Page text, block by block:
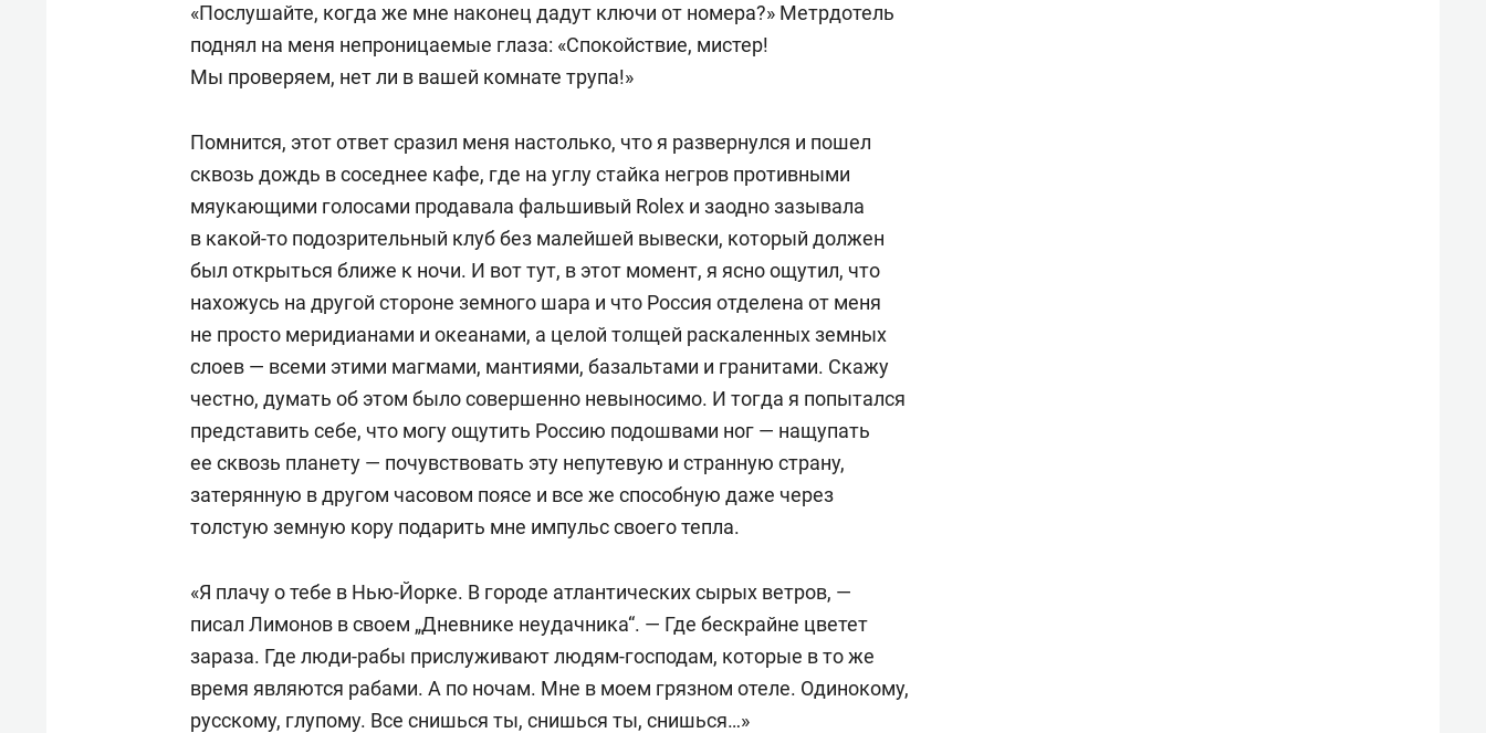
«Послушайте, когда же мне наконец дадут ключи от номера?» Метрдотель
поднял на меня непроницаемые глаза: «Спокойствие, мистер!
Мы проверяем, нет ли в вашей комнате трупа!»
Помнится, этот ответ сразил меня настолько, что я развернулся и пошел
сквозь дождь в соседнее кафе, где на углу стайка негров противными
мяукающими голосами продавала фальшивый Rolex и заодно зазывала
в какой-то подозрительный клуб без малейшей вывески, который должен
был открыться ближе к ночи. И вот тут, в этот момент, я ясно ощутил, что
нахожусь на другой стороне земного шара и что Россия отделена от меня
не просто меридианами и океанами, а целой толщей раскаленных земных
слоев — всеми этими магмами, мантиями, базальтами и гранитами. Скажу
честно, думать об этом было совершенно невыносимо. И тогда я попытался
представить себе, что могу ощутить Россию подошвами ног — нащупать
ее сквозь планету — почувствовать эту непутевую и странную страну,
затерянную в другом часовом поясе и все же способную даже через
толстую земную кору подарить мне импульс своего тепла.
«Я плачу о тебе в Нью-Йорке. В городе атлантических сырых ветров, —
писал Лимонов в своем „Дневнике неудачника“. — Где бескрайне цветет
зараза. Где люди-рабы прислуживают людям-господам, которые в то же
время являются рабами. А по ночам. Мне в моем грязном отеле. Одинокому,
русскому, глупому. Все снишься ты, снишься ты, снишься…»